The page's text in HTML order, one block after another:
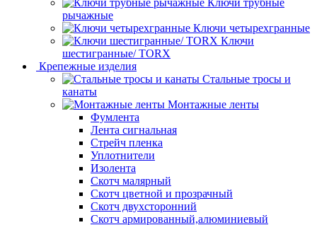
Ключи трубные
рычажные
Ключи четырехгранные
Ключи
шестигранные/ TORX
Крепежные изделия
Стальные тросы и
канаты
Монтажные ленты
Фумлента
Лента сигнальная
Стрейч пленка
Уплотнители
Изолента
Скотч малярный
Скотч цветной и прозрачный
Скотч двухсторонний
Скотч армированный,алюминиевый